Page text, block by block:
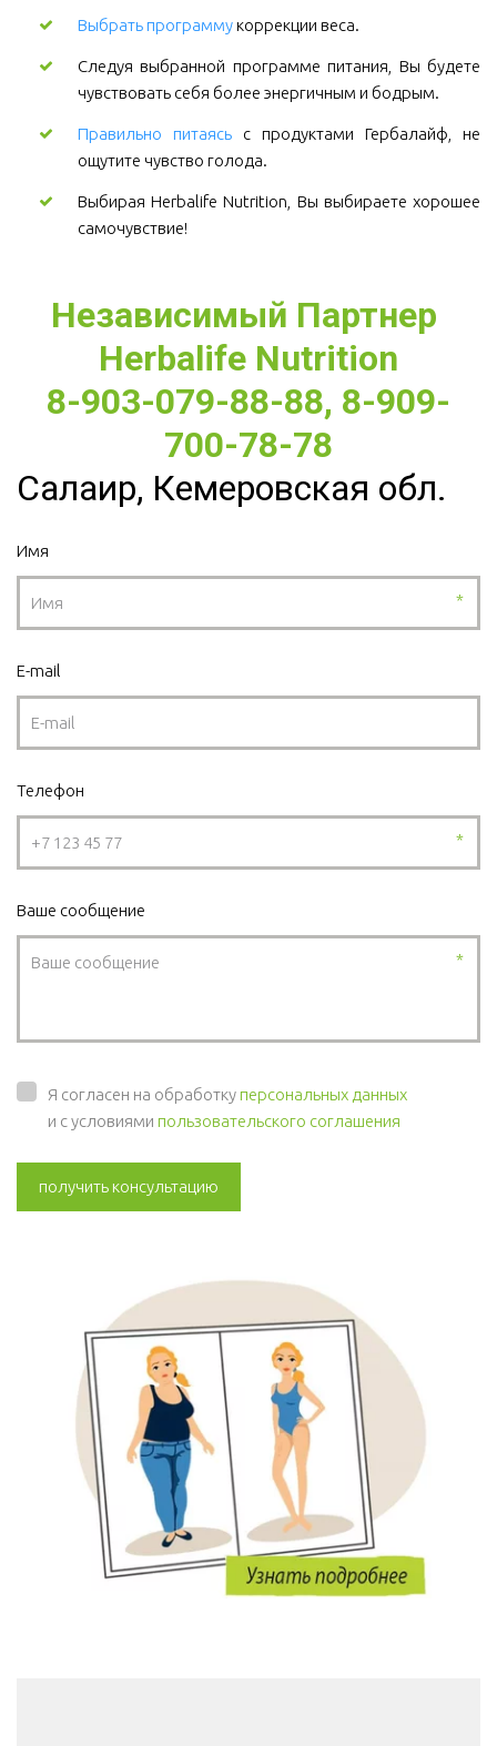
Выбрать программукоррекции веса.
Следуя выбранной программе питания, Вы будете
чувствовать себя более энергичным и бодрым.
Правильно питаясь с продуктами Гербалайф, не
ощутите чувство голода.
Выбирая Herbalife Nutrition, Вы выбираете хорошее
самочувствие!
Независимый Партнер
Herbalife Nutrition
8-903-079-88-88, 8-909-
700-78-78
Салаир, Кемеровская обл.
Имя
*
E-mail
Телефон
*
Ваше сообщение
*
Я согласен на обработкуперсональных данных
и с условиями пользовательского соглашения
получить консультацию